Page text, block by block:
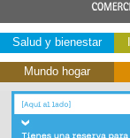
Salud y bienestar
Mundo hogar